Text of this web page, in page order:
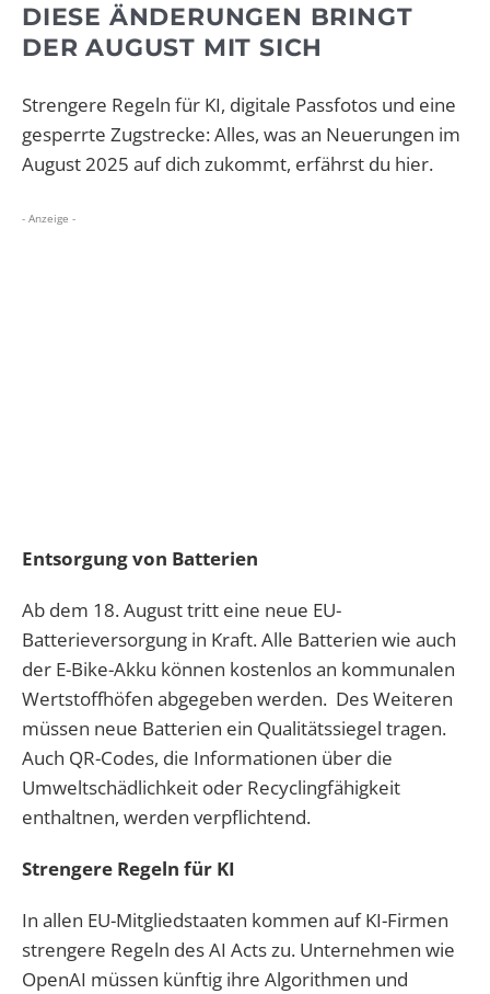
DIESE ÄNDERUNGEN BRINGT
DER AUGUST MIT SICH
Strengere Regeln für KI, digitale Passfotos und eine
gesperrte Zugstrecke: Alles, was an Neuerungen im
August 2025 auf dich zukommt, erfährst du hier.
- Anzeige -
Entsorgung von Batterien
Ab dem 18. August tritt eine neue EU-
Batterieversorgung in Kraft. Alle Batterien wie auch
der E-Bike-Akku können kostenlos an kommunalen
Wertstoffhöfen abgegeben werden. Des Weiteren
müssen neue Batterien ein Qualitätssiegel tragen.
Auch QR-Codes, die Informationen über die
Umweltschädlichkeit oder Recyclingfähigkeit
enthaltnen, werden verpflichtend.
Strengere Regeln für KI
In allen EU-Mitgliedstaaten kommen auf KI-Firmen
strengere Regeln des AI Acts zu. Unternehmen wie
OpenAI müssen künftig ihre Algorithmen und